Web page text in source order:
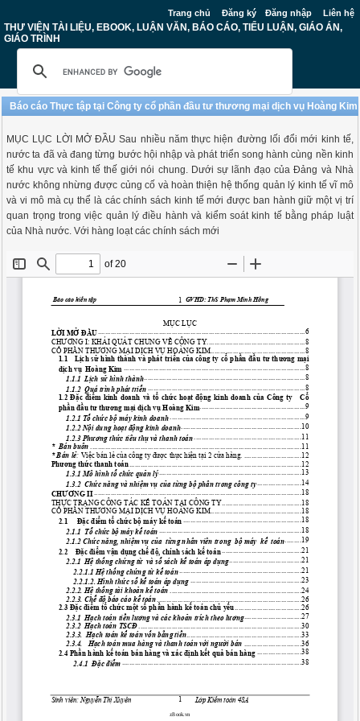
Trang chủ Đăng ký Đăng nhập Liên hệ
THƯ VIỆN TÀI LIỆU, EBOOK, LUẬN VĂN, BÁO CÁO, TIỂU LUẬN, GIÁO ÁN,
GIÁO TRÌNH
Báo cáo Thực tập tại Công ty cổ phần đầu tư thương mại dịch vụ Hoàng Kim
MỤC LỤC LỜI MỞ ĐẦU Sau nhiều năm thực hiện đường lối đổi mới kinh tế,
nước ta đã và đang từng bước hội nhập và phát triển song hành cùng nền kinh
tế khu vực và kinh tế thế giới nói chung. Dưới sự lãnh đạo của Đảng và Nhà
nước không nhừng được củng cố và hoàn thiện hệ thống quản lý kinh tế vĩ mô
và vi mô mà cụ thể là các chính sách kinh tế mới được ban hành giữ một vị trí
quan trọng trong việc quản lý điều hành và kiểm soát kinh tế bằng pháp luật
của Nhà nước. Với hàng loạt các chính sách mới